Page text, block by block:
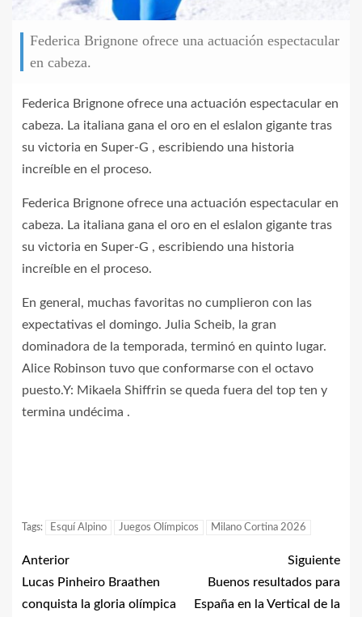
Federica Brignone ofrece una actuación espectacular
en cabeza.
Federica Brignone ofrece una actuación espectacular en
cabeza. La italiana gana el oro en el eslalon gigante tras
su victoria en Super-G , escribiendo una historia
increíble en el proceso.
Federica Brignone ofrece una actuación espectacular en
cabeza. La italiana gana el oro en el eslalon gigante tras
su victoria en Super-G , escribiendo una historia
increíble en el proceso.
En general, muchas favoritas no cumplieron con las
expectativas el domingo. Julia Scheib, la gran
dominadora de la temporada, terminó en quinto lugar.
Alice Robinson tuvo que conformarse con el octavo
puesto.Y: Mikaela Shiffrin se queda fuera del top ten y
termina undécima .
Tags: Esquí Alpino Juegos Olímpicos Milano Cortina 2026
Anterior
Lucas Pinheiro Braathen
conquista la gloria olímpica
Siguiente
Buenos resultados para
España en la Vertical de la